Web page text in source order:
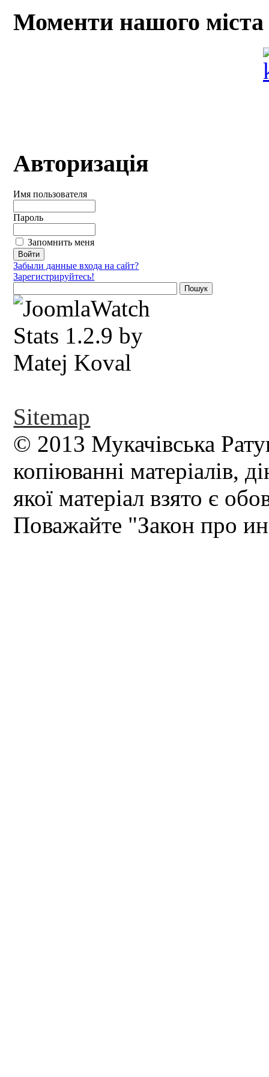
Моменти нашого міста
Авторизація
Имя пользователя
Пароль
Запомнить меня
Забыли данные входа на сайт?
Зарегистрируйтесь!
Sitemap
© 2013 Мукачівська
копіюванні матеріалів,
якої матеріал взято є
Поважайте "Закон про